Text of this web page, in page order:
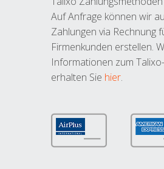
Auf Anfrage können wir
Zahlungen via Rechnung
Firmenkunden erstellen.
Informationen zum
erhalten Sie hier.